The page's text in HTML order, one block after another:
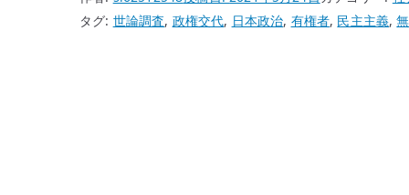
タグ: 世論調査, 政権交代, 日本政治, 有権者, 民主主義,